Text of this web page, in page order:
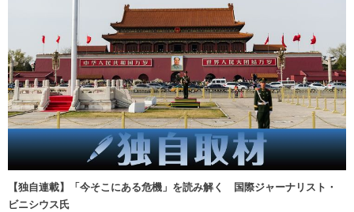
【独自連載】「今そこにある危機」を読み解く 国際ジャーナリスト・
ビニシウス氏